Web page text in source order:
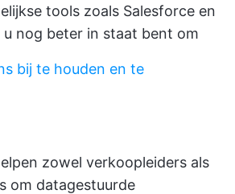
tools zoals Salesforce en
nog beter in staat bent om
bij te houden en te
zowel verkoopleiders als
om datagestuurde